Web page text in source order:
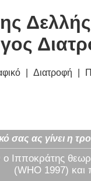
Διατροφή
σας ας γίνει η
ο Ιπποκράτης
(WHO 1997) και